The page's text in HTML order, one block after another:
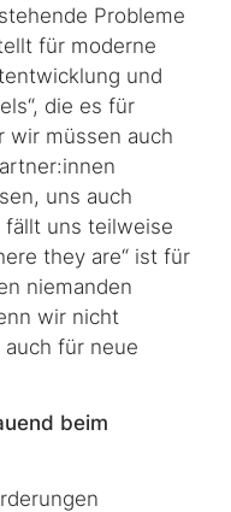
Probleme
für moderne
und
“, die es für
wir müssen auch
uns auch
fällt uns teilweise
they are“ ist für
niemanden
wir nicht
für neue
beim